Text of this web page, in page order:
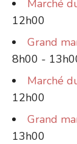
Marché
12h00
Grand
8h00 -
Marché
12h00
Grand
13h00